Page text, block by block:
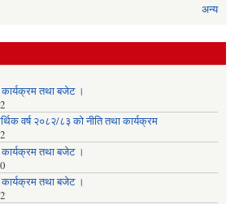
अन्य
तथा बजेट ।
वर्ष २०८२/८३ को नीति तथा कार्यक्रम
तथा बजेट ।
तथा बजेट ।